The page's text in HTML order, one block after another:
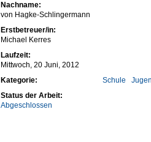
Nachname:
von Hagke-Schlingermann
Erstbetreuer/in:
Michael Kerres
Laufzeit:
Mittwoch, 20 Juni, 2012
Kategorie:
Schule
Status der Arbeit:
Abgeschlossen